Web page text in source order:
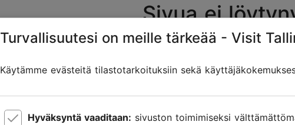
Sivua ei
Turvallisuutesi on meille tärkeää - Visit
Käytämme evästeitä tilastotarkoituksiin sekä
Hyväksyntä vaaditaan: sivuston toimimiseksi